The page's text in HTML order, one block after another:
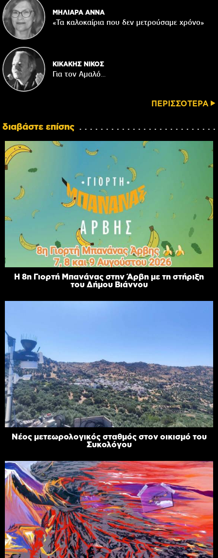
ΜΗΛΙΑΡΑ ΑΝΝΑ
«Τα καλοκαίρια που δεν μετρούσαμε χρόνο»
ΚΙΚΑΚΗΣ ΝΙΚΟΣ
Για τον Αμαλό…
ΠΕΡΙΣΣΟΤΕΡΑ
διαβάστε επίσης
Η 8η Γιορτή Μπανάνας στην Άρβη με τη στήριξη
του Δήμου Βιάννου
Νέος μετεωρολογικός σταθμός στον οικισμό του
Συκολόγου